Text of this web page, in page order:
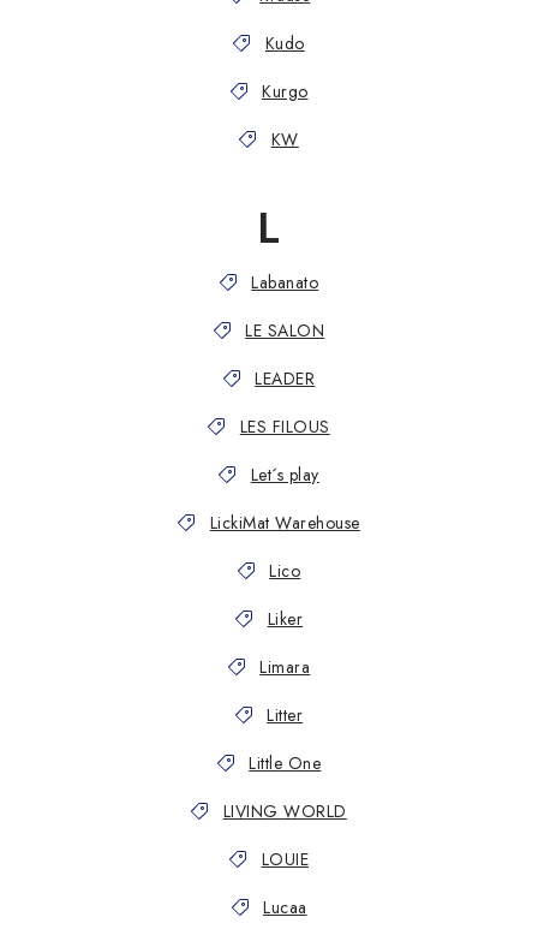
Kudo
Kurgo
KW
L
Labanato
LE SALON
LEADER
LES FILOUS
Let´s play
LickiMat Warehouse
Lico
Liker
Limara
Litter
Little One
LIVING WORLD
LOUIE
Lucaa